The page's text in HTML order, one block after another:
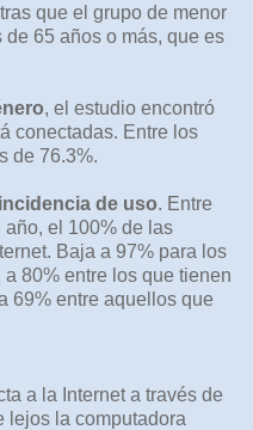
que el grupo de menor
65 años o más, que es
, el estudio encontró
conectadas. Entre los
de 76.3%.
de uso. Entre
año, el 100% de las
Baja a 97% para los
80% entre los que tienen
69% entre aquellos que
a la Internet a través de
lejos la computadora